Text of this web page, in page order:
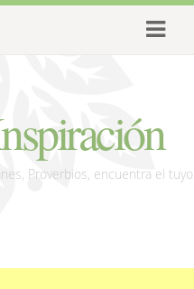
Proverbios, encuentra el tuyo